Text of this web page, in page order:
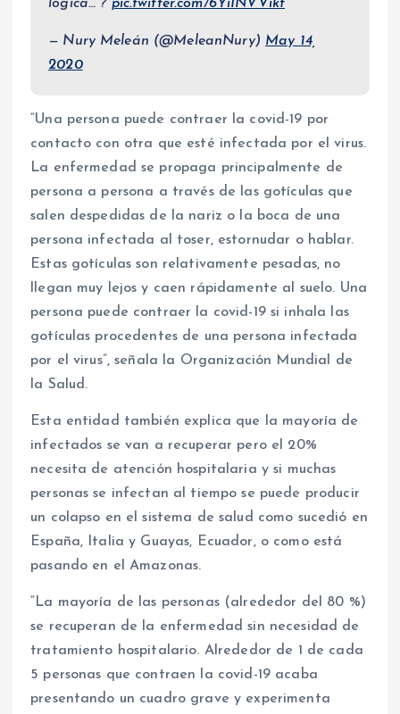
lógica… ? pic.twitter.com/6YiINVVikt
— Nury Meleán (@MeleanNury) May 14,
2020
“Una persona puede contraer la covid-19 por
contacto con otra que esté infectada por el virus.
La enfermedad se propaga principalmente de
persona a persona a través de las gotículas que
salen despedidas de la nariz o la boca de una
persona infectada al toser, estornudar o hablar.
Estas gotículas son relativamente pesadas, no
llegan muy lejos y caen rápidamente al suelo. Una
persona puede contraer la covid-19 si inhala las
gotículas procedentes de una persona infectada
por el virus”, señala la Organización Mundial de
la Salud.
Esta entidad también explica que la mayoría de
infectados se van a recuperar pero el 20%
necesita de atención hospitalaria y si muchas
personas se infectan al tiempo se puede producir
un colapso en el sistema de salud como sucedió en
España, Italia y Guayas, Ecuador, o como está
pasando en el Amazonas.
“La mayoría de las personas (alrededor del 80 %)
se recuperan de la enfermedad sin necesidad de
tratamiento hospitalario. Alrededor de 1 de cada
5 personas que contraen la covid-19 acaba
presentando un cuadro grave y experimenta